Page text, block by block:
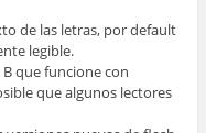
de las letras, por default
legible.
que funcione con
que algunos lectores